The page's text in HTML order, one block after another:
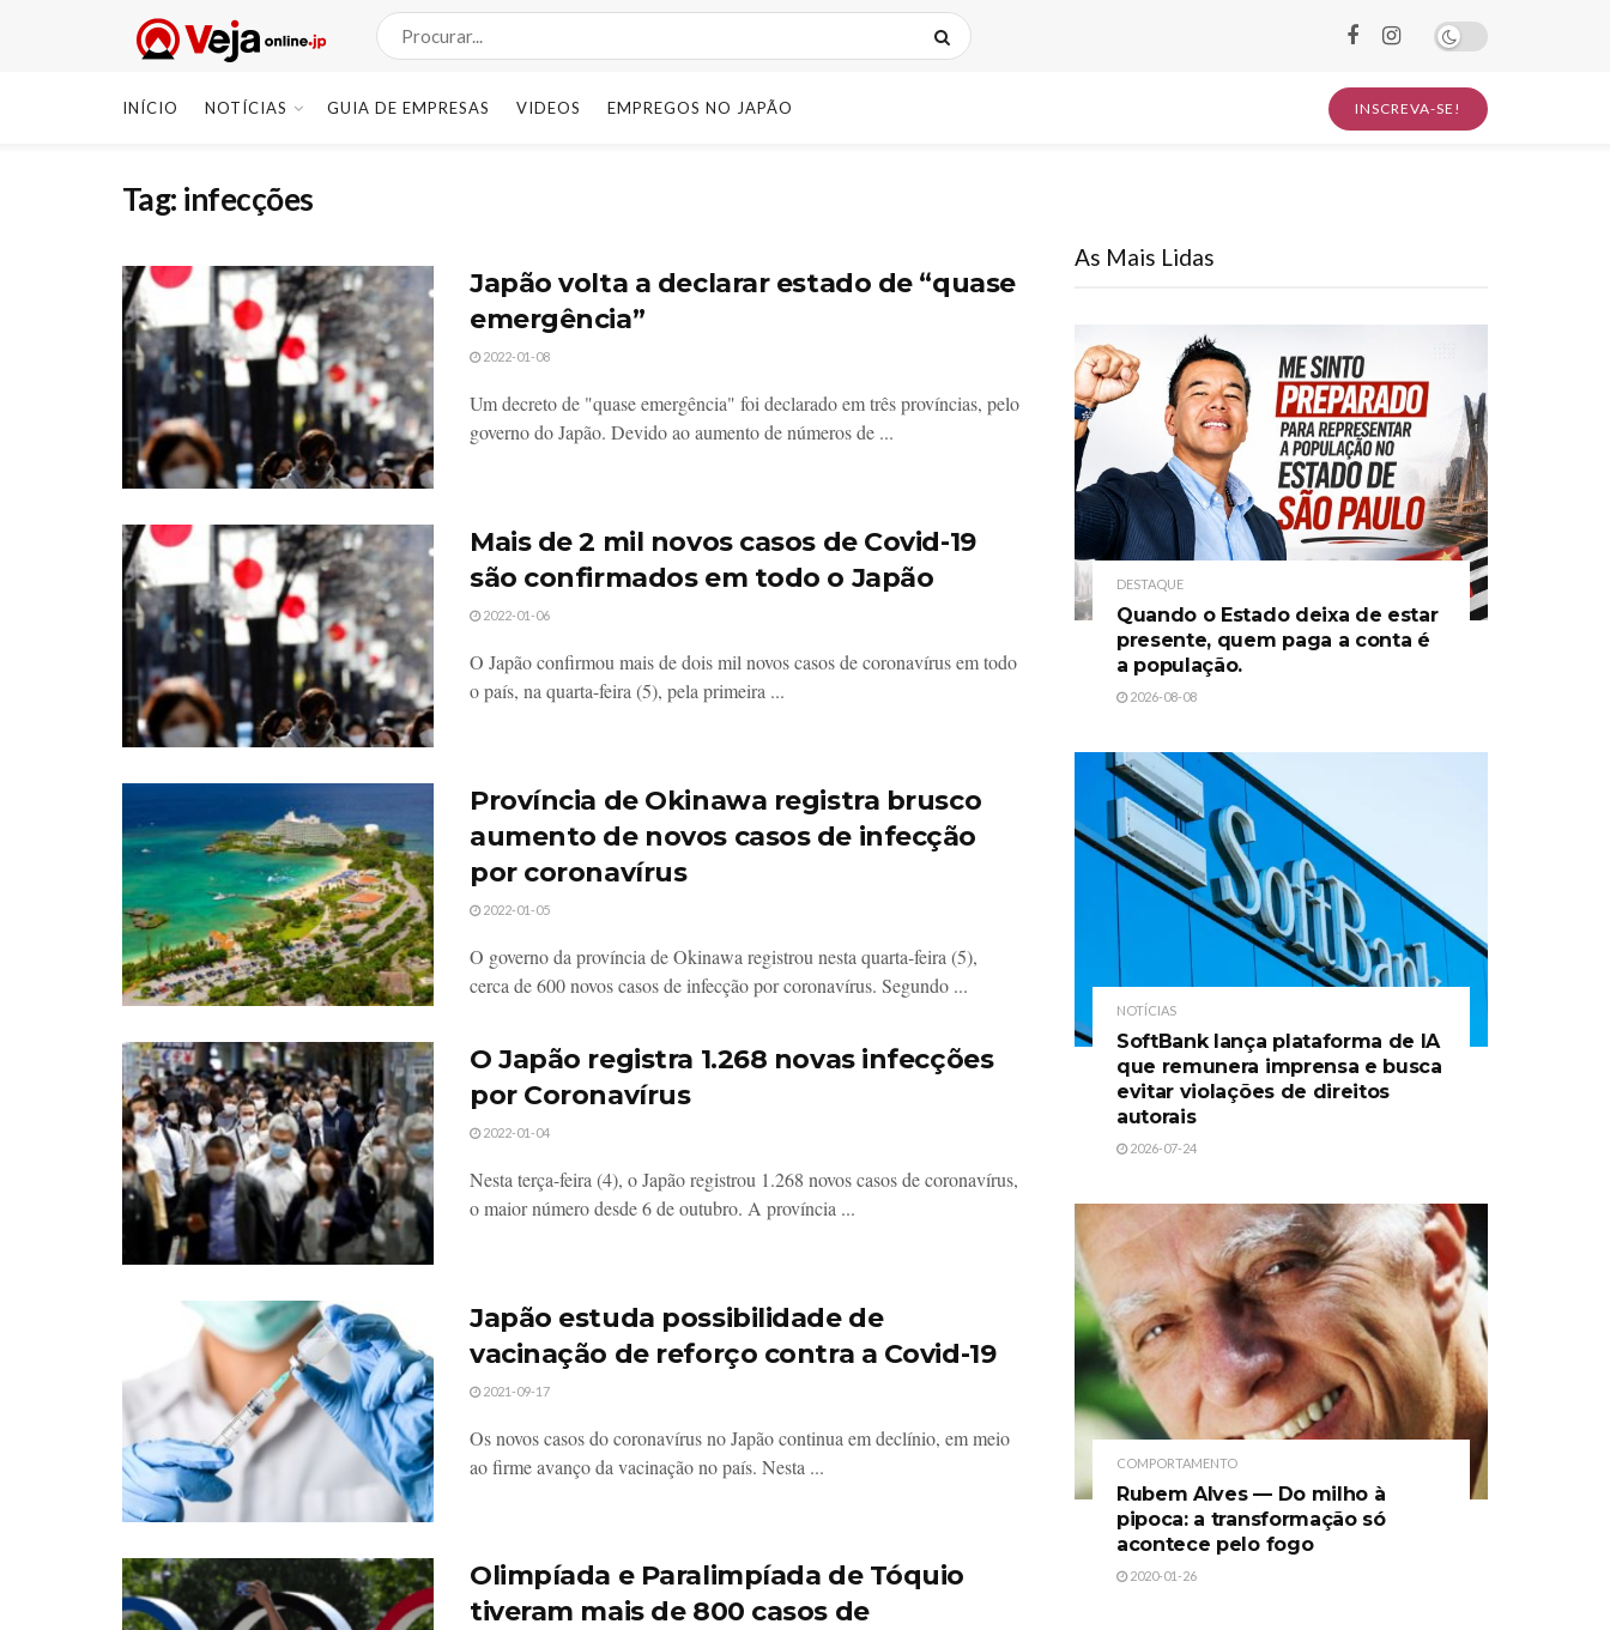
INÍCIO NOTÍCIAS GUIA DE EMPRESAS VIDEOS EMPREGOS NO JAPÃO INSCREVA-SE!
Tag: infecções
Japão volta a declarar estado de “quase
emergência”
2022-01-08
Um decreto de "quase emergência" foi declarado em três províncias, pelo
governo do Japão. Devido ao aumento de números de ...
Mais de 2 mil novos casos de Covid-19
são confirmados em todo o Japão
2022-01-06
O Japão confirmou mais de dois mil novos casos de coronavírus em todo
o país, na quarta-feira (5), pela primeira ...
Província de Okinawa registra brusco
aumento de novos casos de infecção
por coronavírus
2022-01-05
O governo da província de Okinawa registrou nesta quarta-feira (5),
cerca de 600 novos casos de infecção por coronavírus. Segundo ...
O Japão registra 1.268 novas infecções
por Coronavírus
2022-01-04
Nesta terça-feira (4), o Japão registrou 1.268 novos casos de coronavírus,
o maior número desde 6 de outubro. A província ...
Japão estuda possibilidade de
vacinação de reforço contra a Covid-19
2021-09-17
Os novos casos do coronavírus no Japão continua em declínio, em meio
ao firme avanço da vacinação no país. Nesta ...
Olimpíada e Paralimpíada de Tóquio
tiveram mais de 800 casos de
As Mais Lidas
DESTAQUE
Quando o Estado deixa de estar
presente, quem paga a conta é
a população.
2026-08-08
NOTÍCIAS
SoftBank lança plataforma de IA
que remunera imprensa e busca
evitar violações de direitos
autorais
2026-07-24
COMPORTAMENTO
Rubem Alves — Do milho à
pipoca: a transformação só
acontece pelo fogo
2020-01-26